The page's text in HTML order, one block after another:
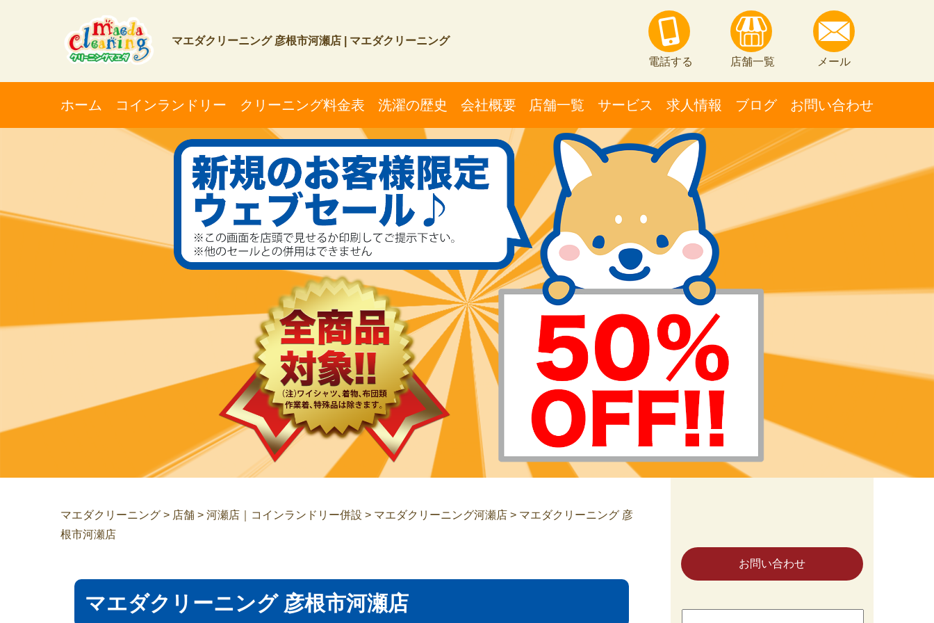
マエダクリーニング 彦根市河瀬店 | マエダクリーニング
電話する
店舗一覧 メール
ホーム コインランドリー クリーニング料金表 洗濯の歴史 会社概要 店舗一覧 サービス 求人情報 ブログ お問い合わせ
お問い合わせ
マエダクリーニング > 店舗 > 河瀬店｜コインランドリー併設 > マエダクリーニング河瀬店 > マエダクリーニング 彦
根市河瀬店
マエダクリーニング 彦根市河瀬店